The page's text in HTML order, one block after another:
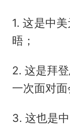
1. 这是中
晤；
2. 这是拜
一次面对面
3. 这也是